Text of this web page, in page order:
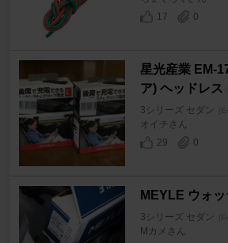
17
0
星光産業 EM-
ア) ヘッドレス
3シリーズ セダン
オイチさん
29
0
MEYLE ウォ
3シリーズ セダン
Mカメさん